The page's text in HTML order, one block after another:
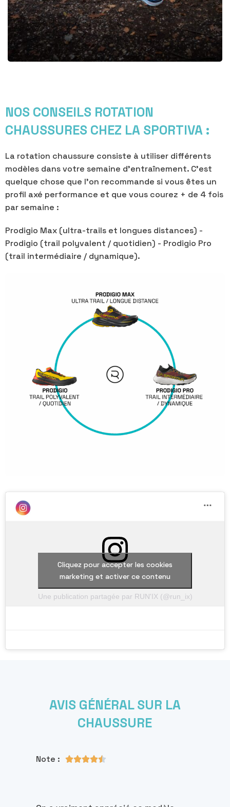
NOS CONSEILS ROTATION
CHAUSSURES CHEZ LA SPORTIVA :
La rotation chaussure consiste à utiliser différents
modèles dans votre semaine d’entraînement. C’est
quelque chose que l’on recommande si vous êtes un
profil axé performance et que vous courez + de 4 fois
par semaine :
Prodigio Max (ultra-trails et longues distances) -
Prodigio (trail polyvalent / quotidien) - Prodigio Pro
(trail intermédiaire / dynamique).
Une publication partagée par RUN'IX (@run_ix)
Cliquez pour accepter les cookies
marketing et activer ce contenu
AVIS GÉNÉRAL SUR LA
CHAUSSURE
Note : 